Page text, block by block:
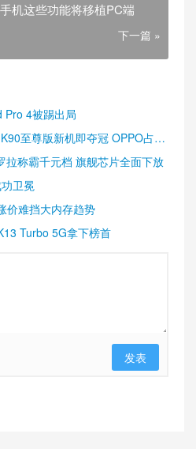
机这些功能将移植PC端
下一篇 »
Pro 4被踢出局
至尊版新机即夺冠 OPPO占据
拉称霸千元档 旗舰芯片全面下放
卫冕
价难挡大内存趋势
Turbo 5G拿下榜首
发表